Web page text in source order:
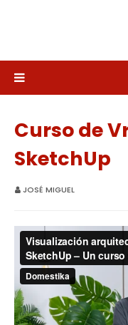
Curso de
SketchUp
JOSÉ MIGUEL